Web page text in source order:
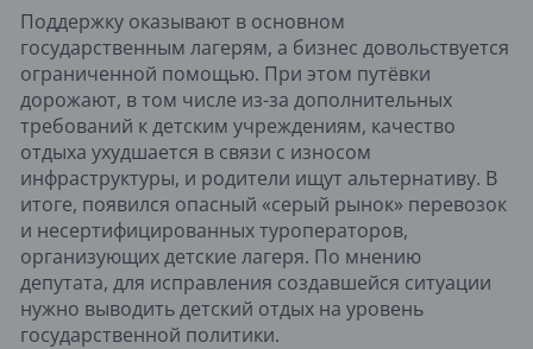
Поддержку оказывают в основном
государственным лагерям, а бизнес довольствуется
ограниченной помощью. При этом путёвки
дорожают, в том числе из-за дополнительных
требований к детским учреждениям, качество
отдыха ухудшается в связи с износом
инфраструктуры, и родители ищут альтернативу. В
итоге, появился опасный «серый рынок»​ перевозок
и несертифицированных туроператоров,
организующих детские лагеря. По мнению
депутата, для исправления создавшейся ситуации
нужно выводить детский отдых на уровень
государственной политики.